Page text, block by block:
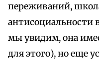
переживаний,
антисоциальности
мы увидим, она
для этого), но еще